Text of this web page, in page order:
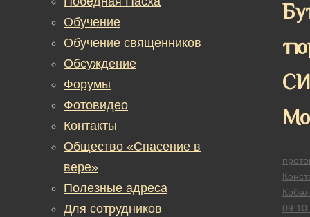
Обучение
Обучение священников
Обсуждение
Форумы
Фотовидео
Контакты
Общество «Спасение в
вере»
Полезные адреса
Для сотрудников